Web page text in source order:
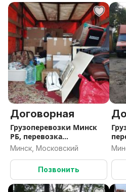
Договорная
Грузоперевозки Минск
РБ, перевозка
мотохники, вывоз строй
мусора
Минск, Московский
Позвонить